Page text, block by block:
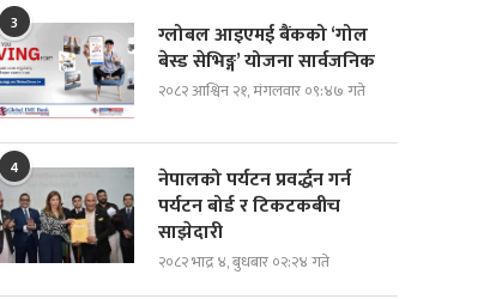
पुस्ताका गैरआवासीय नेपाली
संयोजक दीपमाला ढकाल...
ब्रोड पिकमा अस्ताए नेपाली
3
ग्लोबल आइएमई बैंकको ‘गोल
बेस्ड सेभिङ्ग’ योजना सार्वजनिक
२०८२ आश्विन २१, मंगलवार ०९:४७ गते
4
नेपालको पर्यटन प्रवर्द्धन गर्न
पर्यटन बोर्ड र टिकटकबीच
साझेदारी
२०८२ भाद्र ४, बुधबार ०२:२४ गते